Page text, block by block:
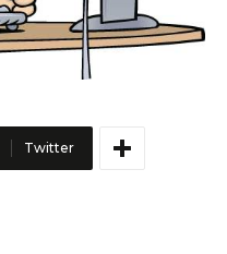
Twitter